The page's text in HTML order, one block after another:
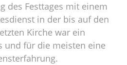
des Festtages mit einem
in der bis auf den
Kirche war ein
und für die meisten eine